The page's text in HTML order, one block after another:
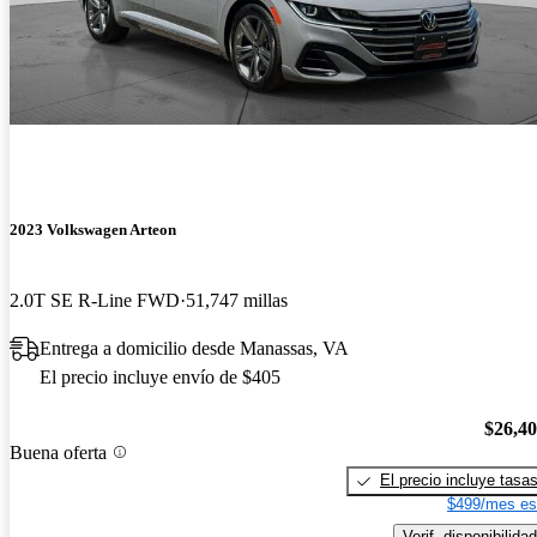
2023 Volkswagen Arteon
2.0T SE R-Line FWD 51,747 millas
Entrega a domicilio desde Manassas, VA
El precio incluye envío de $405
Buena oferta
El precio incluye tasas
$499/mes